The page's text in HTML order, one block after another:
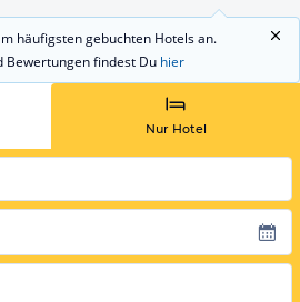
häufigsten gebuchten Hotels an.
Bewertungen findest Du hier
Nur Hotel